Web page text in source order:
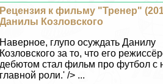
Рецензия к фильму "Тренер"
Данилы Козловского
Наверное, глупо осуждать Данилу
Козловского за то, что его
дебютом стал фильм про футбол с
главной роли.' /> ...